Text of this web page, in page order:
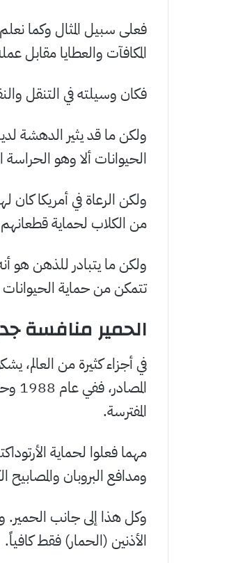
فعلى سبيل المثال وكما
المكافآت والعطايا مقابل
فكان وسيلته في التنقل
ولكن ما قد يثير الدهشة
الحيوانات ألا وهو الحراسة
ولكن الرعاة في أمريكا كان
من الكلاب لحماية
ولكن ما يتبادر للذهن هو
تتمكن من حماية
الحمير منافسة
في أجزاء كثيرة من العالم،
المفترسة.
مهما فعلوا لحماية
ومدافع البروبان والمصابيح
وكل هذا إلى جانب الحمير.
الأذنين (الحمار) فقط كافياً.